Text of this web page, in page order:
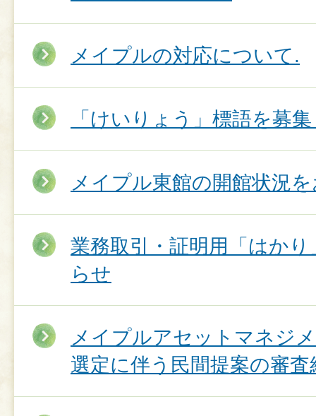
メイプルの対応について.
「けいりょう」標語を募
メイプル東館の開館状況
業務取引・証明用「はか
らせ
メイプルアセットマネジ
選定に伴う民間提案の審